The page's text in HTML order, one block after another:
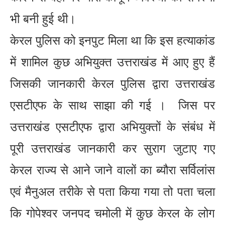
भी बनी हुई थी।
केरल पुलिस को इनपुट मिला था कि इस हत्याकांड
में शामिल कुछ अभियुक्त उत्तराखंड में आए हुए हैं
जिसकी जानकारी केरल पुलिस द्वारा उत्तराखंड
एसटीएफ के साथ साझा की गई । जिस पर
उत्तराखंड एसटीएफ द्वारा अभियुक्तों के संबंध में
पूरी उत्तराखंड जानकारी कर सुराग जुटाए गए
केरल राज्य से आने जाने वालों का ब्यौरा सर्विलांस
एवं मैनुअल तरीके से पता किया गया तो पता चला
कि गोपेश्वर जनपद चमोली में कुछ केरल के लोग